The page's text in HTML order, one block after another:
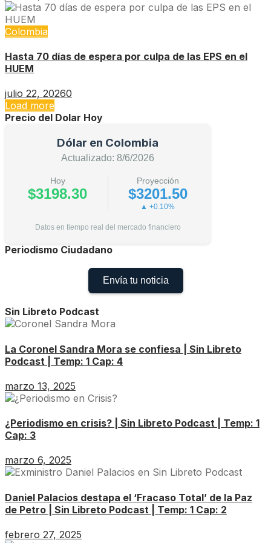
Colombia
Hasta 70 días de espera por culpa de las EPS en el
HUEM
julio 22, 20260
Load more
Precio del Dolar Hoy
Dólar en Colombia
Actualizado: 8/6/2026
Hoy
$3198.30
Proyección
$3201.50
▲ +0.10%
Datos en tiempo real del mercado financiero
Periodismo Ciudadano
Envía tu noticia
Sin Libreto Podcast
La Coronel Sandra Mora se confiesa | Sin Libreto
Podcast | Temp: 1 Cap: 4
marzo 13, 2025
¿Periodismo en crisis? | Sin Libreto Podcast | Temp: 1
Cap: 3
marzo 6, 2025
Daniel Palacios destapa el ‘Fracaso Total’ de la Paz
de Petro | Sin Libreto Podcast | Temp: 1 Cap: 2
febrero 27, 2025